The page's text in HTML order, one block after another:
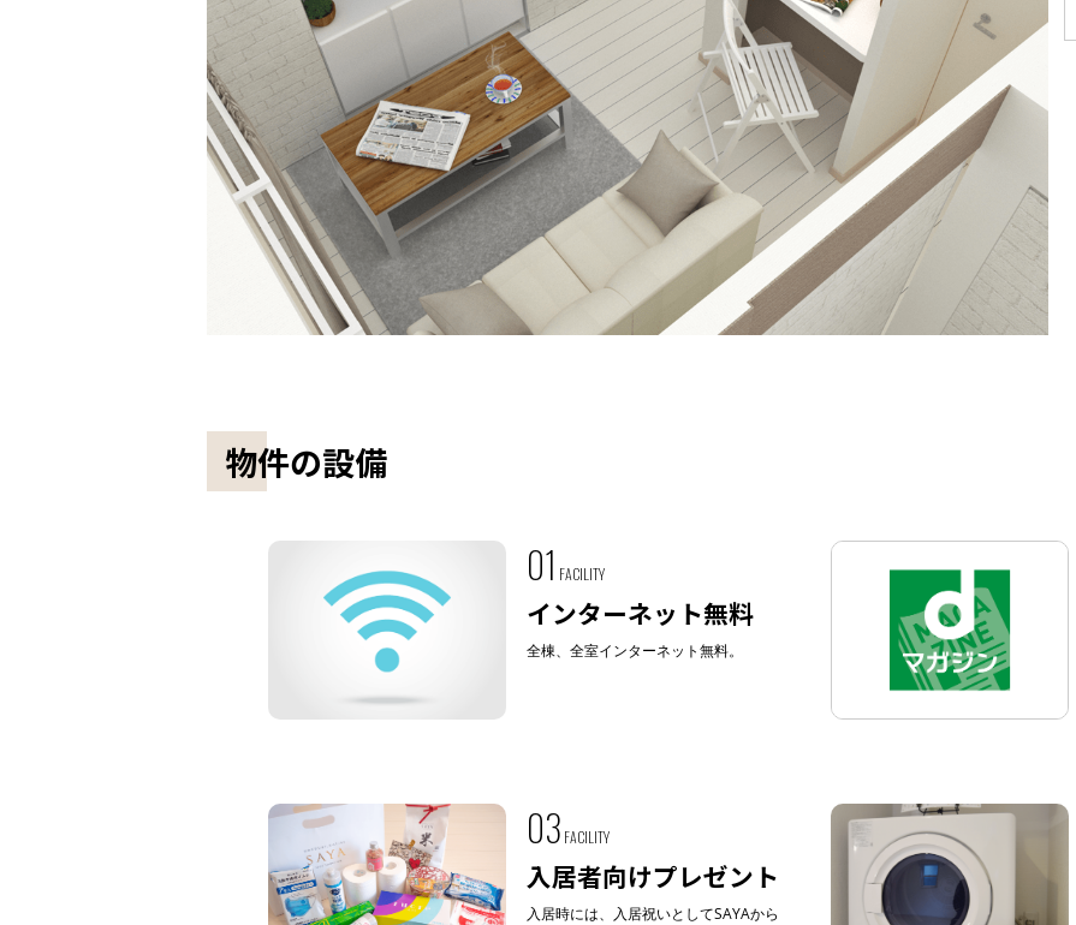
物件の設備
01 FACILITY
インターネット無料
全棟、全室インターネット無料。
03 FACILITY
入居者向けプレゼント
入居時には、入居祝いとしてSAYAから